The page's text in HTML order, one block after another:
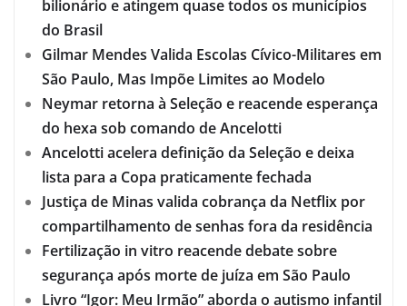
bilionário e atingem quase todos os municípios
do Brasil
Gilmar Mendes Valida Escolas Cívico-Militares em
São Paulo, Mas Impõe Limites ao Modelo
Neymar retorna à Seleção e reacende esperança
do hexa sob comando de Ancelotti
Ancelotti acelera definição da Seleção e deixa
lista para a Copa praticamente fechada
Justiça de Minas valida cobrança da Netflix por
compartilhamento de senhas fora da residência
Fertilização in vitro reacende debate sobre
segurança após morte de juíza em São Paulo
Livro “Igor: Meu Irmão” aborda o autismo infantil